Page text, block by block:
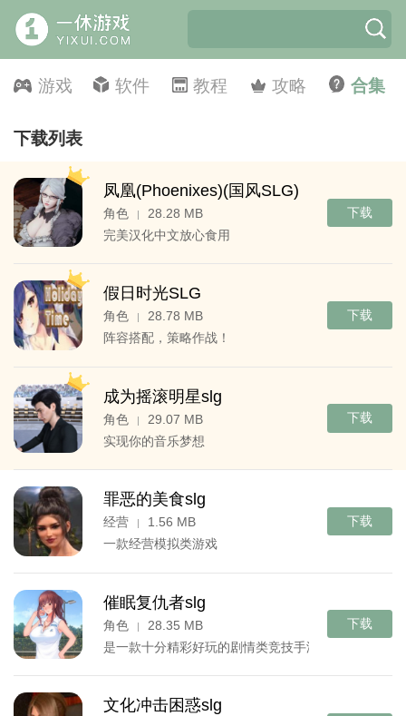
游戏 软件 教程 攻略 合集
下载列表
凤凰(Phoenixes)(国风SLG)
角色 |
28.28 MB
完美汉化中文放心食用
下载
假日时光SLG
角色
28.78 MB
阵容搭配，策略作战！
下载
成为摇滚明星slg
角色 |
29.07 MB
实现你的音乐梦想
下载
罪恶的美食slg
经营
1.56 MB
一款经营模拟类游戏
下载
催眠复仇者slg
角色 |
28.35 MB
是一款十分精彩好玩的剧情类竞技手游
下载
文化冲击困惑slg